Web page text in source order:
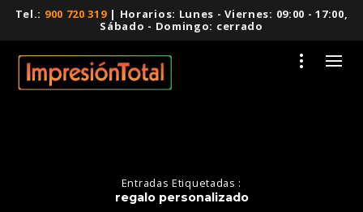
Tel.: 900 720 319| Horarios: Lunes - Viernes: 09:00 - 17:00,
Sábado - Domingo: cerrado
Entradas Etiquetadas :
regalo personalizado